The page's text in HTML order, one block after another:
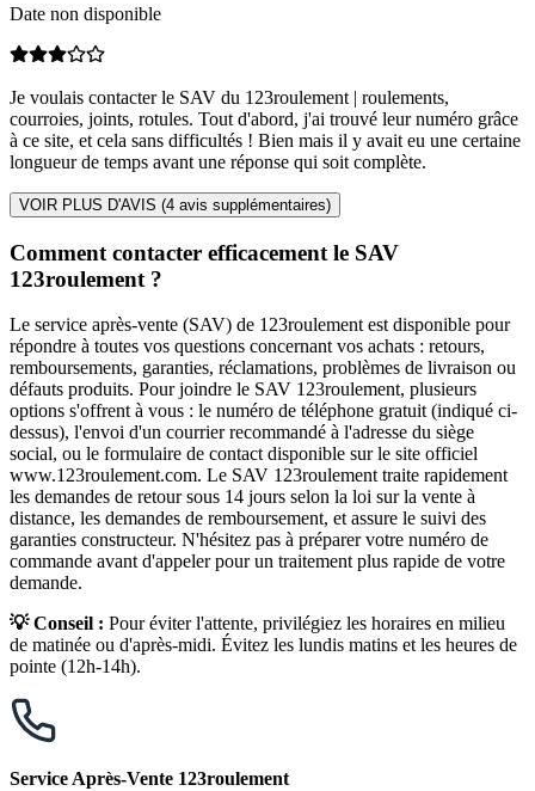
Date non disponible
Je voulais contacter le SAV du 123roulement | roulements,
courroies, joints, rotules. Tout d'abord, j'ai trouvé leur numéro grâce
à ce site, et cela sans difficultés ! Bien mais il y avait eu une certaine
longueur de temps avant une réponse qui soit complète.
VOIR PLUS D'AVIS (4 avis supplémentaires)
Comment contacter efficacement le SAV
123roulement ?
Le service après-vente (SAV) de 123roulement est disponible pour
répondre à toutes vos questions concernant vos achats : retours,
remboursements, garanties, réclamations, problèmes de livraison ou
défauts produits. Pour joindre le SAV 123roulement, plusieurs
options s'offrent à vous : le numéro de téléphone gratuit (indiqué ci-
dessus), l'envoi d'un courrier recommandé à l'adresse du siège
social, ou le formulaire de contact disponible sur le site officiel
www.123roulement.com. Le SAV 123roulement traite rapidement
les demandes de retour sous 14 jours selon la loi sur la vente à
distance, les demandes de remboursement, et assure le suivi des
garanties constructeur. N'hésitez pas à préparer votre numéro de
commande avant d'appeler pour un traitement plus rapide de votre
demande.
💡 Conseil : Pour éviter l'attente, privilégiez les horaires en milieu
de matinée ou d'après-midi. Évitez les lundis matins et les heures de
pointe (12h-14h).
Service Après-Vente 123roulement